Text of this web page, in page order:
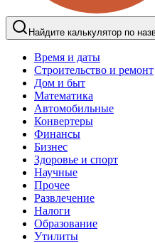
Найдите калькулятор по
Время и даты
Строительство и ремонт
Дом и быт
Математика
Автомобильные
Конвертеры
Финансы
Бизнес
Здоровье и спорт
Научные
Прочее
Развлечение
Налоги
Образование
Утилиты